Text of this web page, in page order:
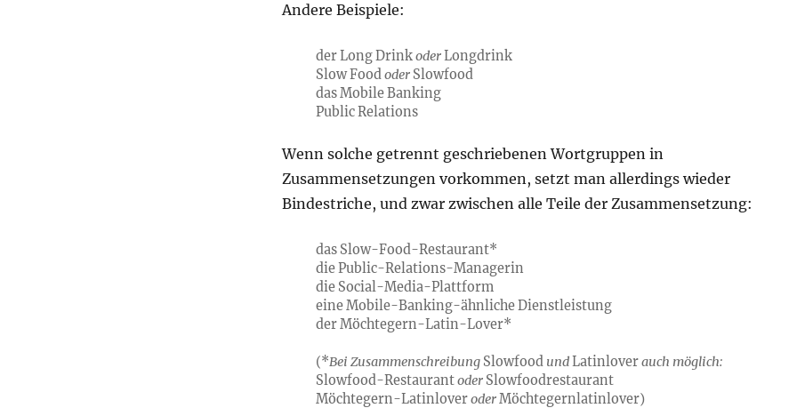
Andere Beispiele:
der Long DrinkoderLongdrink
Slow Foododer Slowfood
das Mobile Banking
Public Relations
Wenn solche getrennt geschriebenen Wortgruppen in
Zusammensetzungen vorkommen, setzt man allerdings wieder
Bindestriche, und zwar zwischen alle Teile der Zusammensetzung:
das Slow-Food-Restaurant*
die Public-Relations-Managerin
die Social-Media-Plattform
eine Mobile-Banking-ähnliche Dienstleistung
der Möchtegern-Latin-Lover*
(*Bei Zusammenschreibung Slowfood undLatinloverauch möglich:
Slowfood-Restaurantoder Slowfoodrestaurant
Möchtegern-LatinloveroderMöchtegernlatinlover)